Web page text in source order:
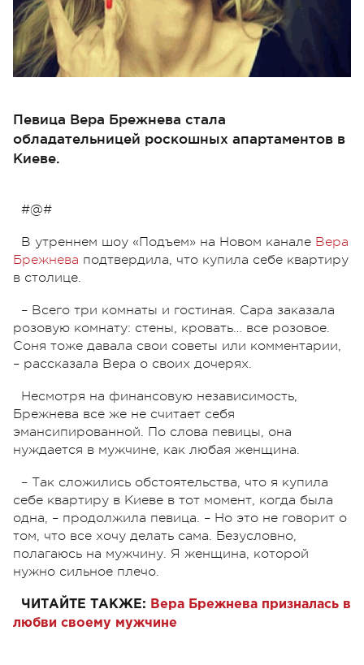
Певица Вера Брежнева стала
обладательницей роскошных апартаментов в
Киеве.
#@#
В утреннем шоу «Подъем» на Новом канале Вера
Брежнева подтвердила, что купила себе квартиру
в столице.
– Всего три комнаты и гостиная. Сара заказала
розовую комнату: стены, кровать… все розовое.
Соня тоже давала свои советы или комментарии,
– рассказала Вера о своих дочерях.
Несмотря на финансовую независимость,
Брежнева все же не считает себя
эмансипированной. По слова певицы, она
нуждается в мужчине, как любая женщина.
– Так сложились обстоятельства, что я купила
себе квартиру в Киеве в тот момент, когда была
одна, – продолжила певица. – Но это не говорит о
том, что все хочу делать сама. Безусловно,
полагаюсь на мужчину. Я женщина, которой
нужно сильное плечо.
ЧИТАЙТЕ ТАКЖЕ: Вера Брежнева призналась в
любви своему мужчине